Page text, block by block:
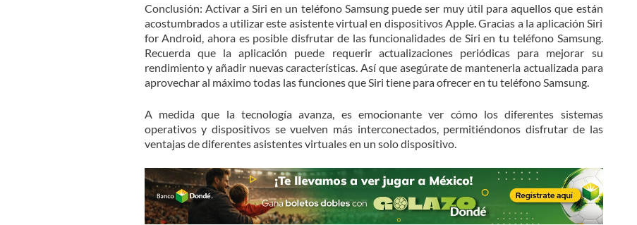
Conclusión: Activar a Siri en un teléfono Samsung puede ser muy útil para aquellos que están
acostumbrados a utilizar este asistente virtual en dispositivos Apple. Gracias a la aplicación Siri
for Android, ahora es posible disfrutar de las funcionalidades de Siri en tu teléfono Samsung.
Recuerda que la aplicación puede requerir actualizaciones periódicas para mejorar su
rendimiento y añadir nuevas características. Así que asegúrate de mantenerla actualizada para
aprovechar al máximo todas las funciones que Siri tiene para ofrecer en tu teléfono Samsung.
A medida que la tecnología avanza, es emocionante ver cómo los diferentes sistemas
operativos y dispositivos se vuelven más interconectados, permitiéndonos disfrutar de las
ventajas de diferentes asistentes virtuales en un solo dispositivo.